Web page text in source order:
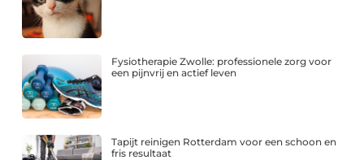
Fysiotherapie Zwolle: professionele zorg voor
een pijnvrij en actief leven
Tapijt reinigen Rotterdam voor een schoon en
fris resultaat